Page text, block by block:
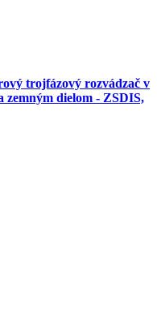
trojfázový rozvádzač v
zemným dielom - ZSDIS,